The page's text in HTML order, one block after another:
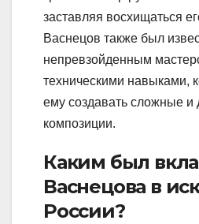
заставляя восхищаться
Васнецов также был
непревзойденным
техническими навыками,
ему создавать сложные и
композиции.
Каким был
Васнецова в
России?